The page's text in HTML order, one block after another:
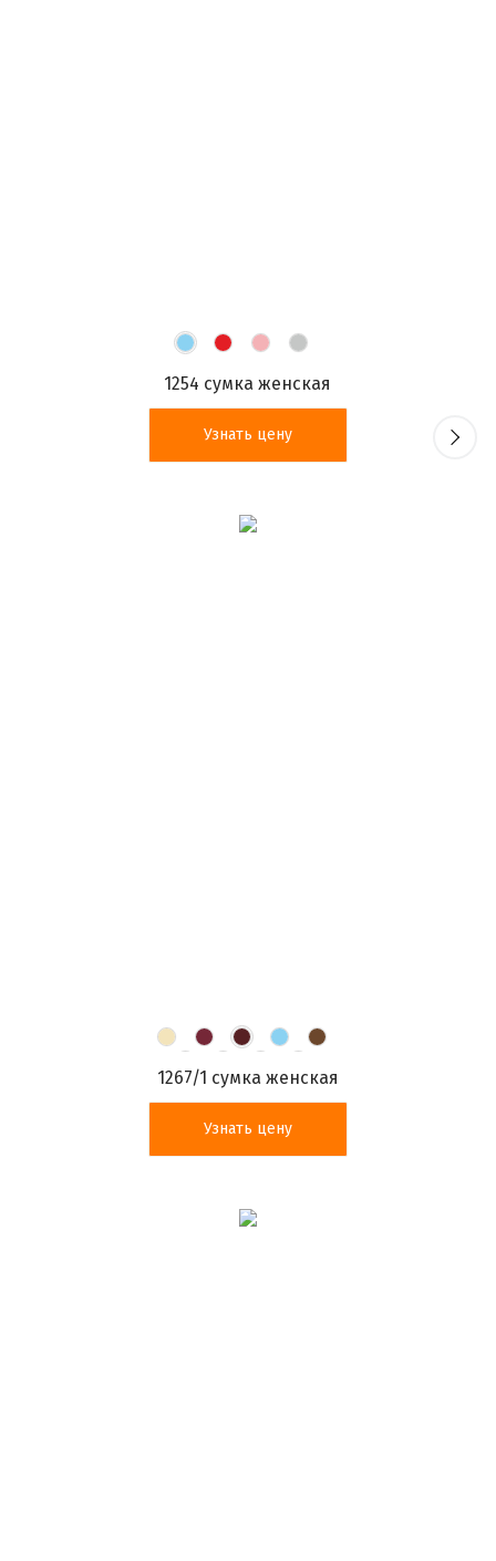
1254 сумка женская
Узнать цену
1267/1 сумка женская
Узнать цену